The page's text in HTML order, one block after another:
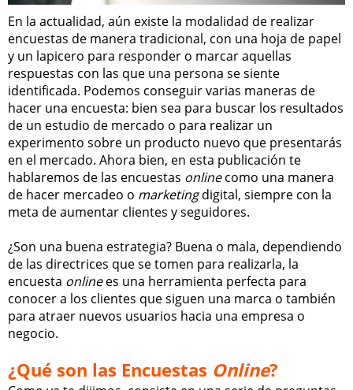
En la actualidad, aún existe la modalidad de realizar
encuestas de manera tradicional, con una hoja de papel
y un lapicero para responder o marcar aquellas
respuestas con las que una persona se siente
identificada. Podemos conseguir varias maneras de
hacer una encuesta: bien sea para buscar los resultados
de un estudio de mercado o para realizar un
experimento sobre un producto nuevo que presentarás
en el mercado. Ahora bien, en esta publicación te
hablaremos de las encuestas onlinecomo una manera
de hacer mercadeo o marketingdigital, siempre con la
meta de aumentar clientes y seguidores.
¿Son una buena estrategia? Buena o mala, dependiendo
de las directrices que se tomen para realizarla, la
encuesta onlinees una herramienta perfecta para
conocer a los clientes que siguen una marca o también
para atraer nuevos usuarios hacia una empresa o
negocio.
¿Qué son las Encuestas Online?